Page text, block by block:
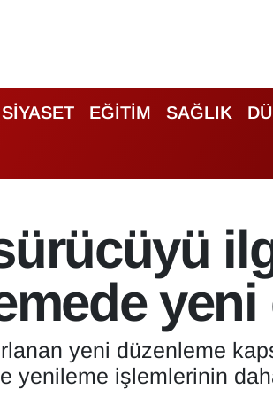
SİYASET EĞİTİM SAĞLIK
yeni düzenleme
yenileme işlemlerinin